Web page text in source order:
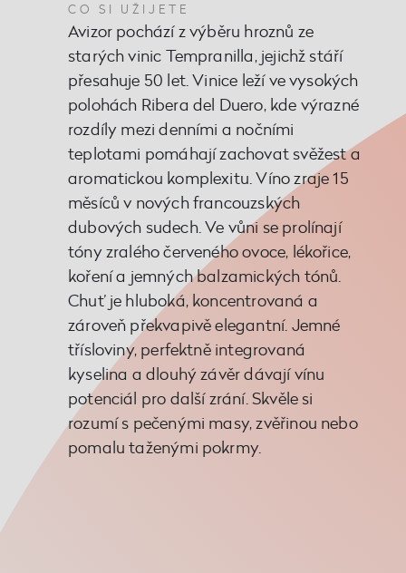
CO SI UŽIJETE
Avizor pochází z výběru hroznů ze
starých vinic Tempranilla, jejichž stáří
přesahuje 50 let. Vinice leží ve vysokých
polohách Ribera del Duero, kde výrazné
rozdíly mezi denními a nočními
teplotami pomáhají zachovat svěžest a
aromatickou komplexitu. Víno zraje 15
měsíců v nových francouzských
dubových sudech. Ve vůni se prolínají
tóny zralého červeného ovoce, lékořice,
koření a jemných balzamických tónů.
Chuť je hluboká, koncentrovaná a
zároveň překvapivě elegantní. Jemné
třísloviny, perfektně integrovaná
kyselina a dlouhý závěr dávají vínu
potenciál pro další zrání. Skvěle si
rozumí s pečenými masy, zvěřinou nebo
pomalu taženými pokrmy.